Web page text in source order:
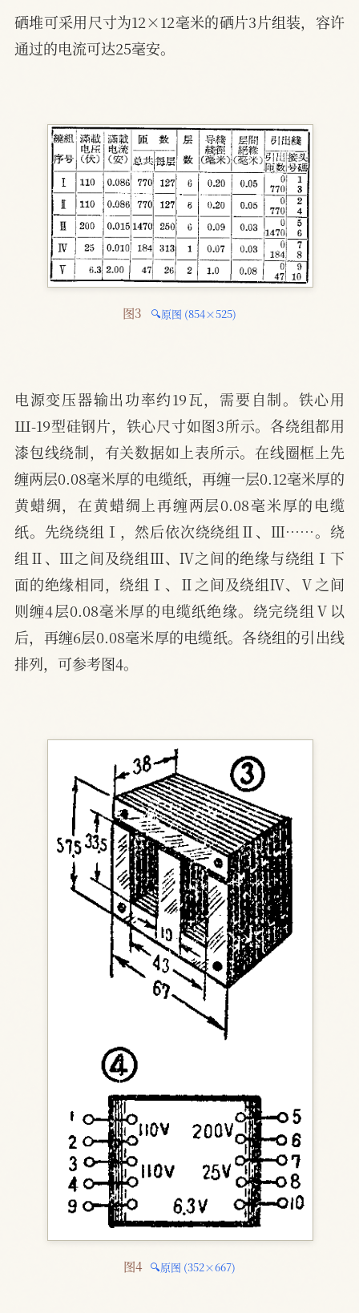
硒堆可采用尺寸为12×12毫米的硒片3片组装，容许
通过的电流可达25毫安。
图3 🔍原图 (854×525)
电源变压器输出功率约19瓦，需要自制。铁心用
Ш-19型硅钢片，铁心尺寸如图3所示。各绕组都用
漆包线绕制，有关数据如上表所示。在线圈框上先
缠两层0.08毫米厚的电缆纸，再缠一层0.12毫米厚的
黄蜡绸，在黄蜡绸上再缠两层0.08毫米厚的电缆
纸。先绕绕组Ⅰ，然后依次绕绕组Ⅱ、Ⅲ……。绕
组Ⅱ、Ⅲ之间及绕组Ⅲ、Ⅳ之间的绝缘与绕组Ⅰ下
面的绝缘相同，绕组Ⅰ、Ⅱ之间及绕组Ⅳ、Ⅴ之间
则缠4层0.08毫米厚的电缆纸绝缘。绕完绕组Ⅴ以
后，再缠6层0.08毫米厚的电缆纸。各绕组的引出线
排列，可参考图4。
图4 🔍原图 (352×667)